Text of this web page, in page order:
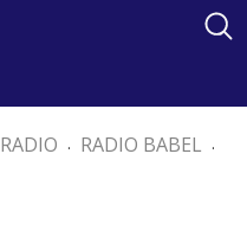
RADIO . RADIO BABEL .